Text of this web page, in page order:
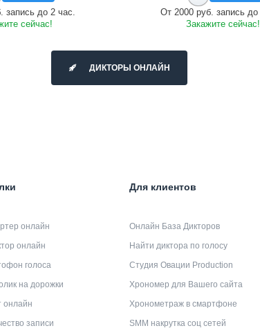
запись до 2 час.
сейчас!
От 2000 руб. запись до
Закажите сейчас!
ДИКТОРЫ ОНЛАЙН
онлайн
онлайн
голоса
на дорожки
онлайн
записи
Для клиентов
Онлайн База Дикторов
Найти диктора по голосу
Студия Овации Production
Хрономер для Вашего сайта
Хронометраж в смартфоне
SMM накрутка соц сетей